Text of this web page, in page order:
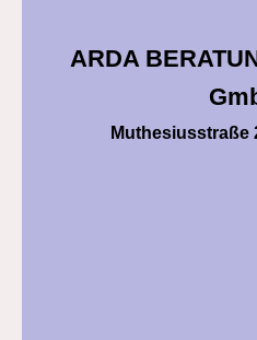
ARDA
Muthesiusstraße